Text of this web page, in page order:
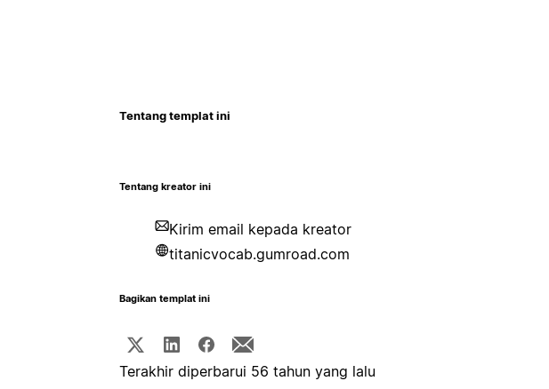
Tentang templat ini
Tentang kreator ini
Kirim email kepada kreator
titanicvocab.gumroad.com
Bagikan templat ini
Terakhir diperbarui 56 tahun yang lalu